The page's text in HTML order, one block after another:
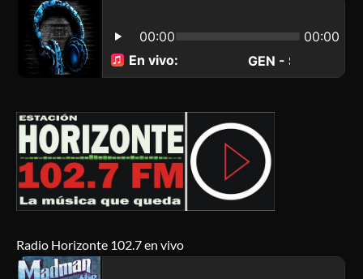
Radio Horizonte 102.7 en vivo